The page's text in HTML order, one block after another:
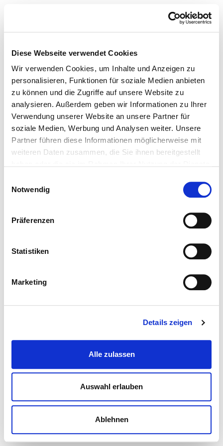
Diese Webseite verwendet Cookies
Wir verwenden Cookies, um Inhalte und Anzeigen zu
personalisieren, Funktionen für soziale Medien anbieten
zu können und die Zugriffe auf unsere Website zu
analysieren. Außerdem geben wir Informationen zu Ihrer
Verwendung unserer Website an unsere Partner für
soziale Medien, Werbung und Analysen weiter. Unsere
Partner führen diese Informationen möglicherweise mit
weiteren Daten zusammen, die Sie ihnen bereitgestellt
Notwendig
Präferenzen
Statistiken
Marketing
Details zeigen
Alle zulassen
Auswahl erlauben
Ablehnen